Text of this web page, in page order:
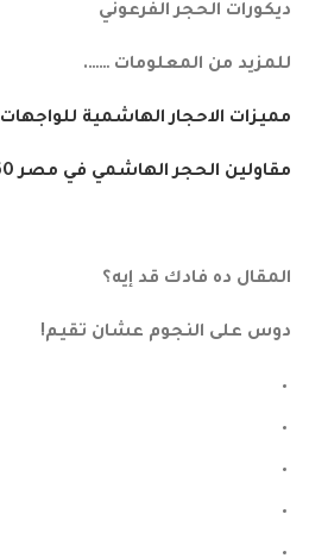
ديكورات الحجر الفرعوني
للمزيد من المعلومات …….
مميزات الاحجار الهاشمية للواجهات 01020100160
مقاولين الحجر الهاشمي في مصر 01020100160
المقال ده فادك قد إيه؟
دوس على النجوم عشان تقيم!